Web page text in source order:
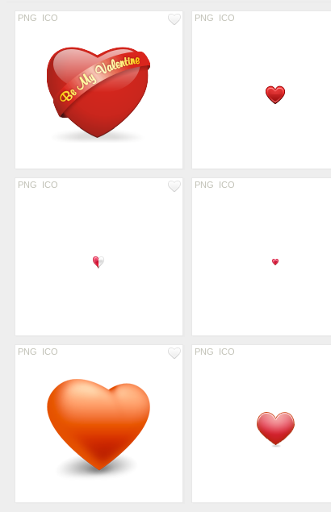
PNG ICO PNG ICO
PNG ICO PNG ICO
PNG ICO PNG ICO